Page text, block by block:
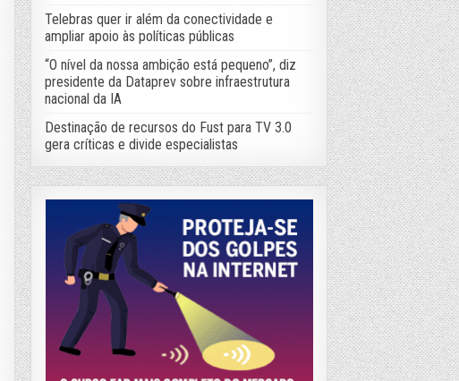
Telebras quer ir além da conectividade e
ampliar apoio às políticas públicas
“O nível da nossa ambição está pequeno”, diz
presidente da Dataprev sobre infraestrutura
nacional da IA
Destinação de recursos do Fust para TV 3.0
gera críticas e divide especialistas